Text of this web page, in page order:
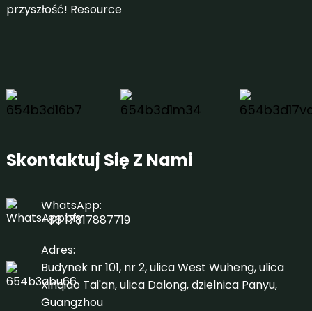
przyszłość! Resource
Skontaktuj Się Z Nami
WhatsApp:
+86 17817887719
Adres:
Budynek nr 101, nr 2, ulica West Wuheng, ulica
Xinqiao Tai'an, ulica Dalong, dzielnica Panyu,
Guangzhou